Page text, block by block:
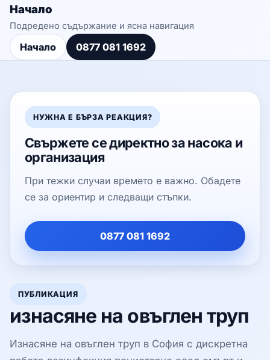
Начало
Подредено съдържание и ясна навигация
Начало 0877 081 1692
ПУБЛИКАЦИЯ
изнасяне на овъглен труп
Изнасяне на овъглен труп в София с дискретна
НУЖНА Е БЪРЗА РЕАКЦИЯ?
Свържете се директно за насока и
организация
При тежки случаи времето е важно. Обадете
се за ориентир и следващи стъпки.
0877 081 1692